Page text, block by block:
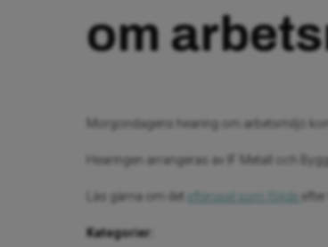
om
Morgondagens hearing om arbetsmiljö
Hearingen arrangeras av IF Metall och
Läs gärna om det efterspel som följde
Kategorier: